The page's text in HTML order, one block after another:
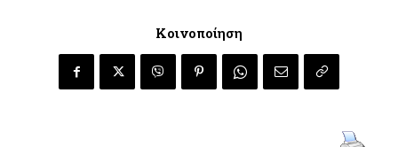
Κοινοποίηση